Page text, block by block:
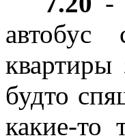
автобус
квартиры
будто
какие-